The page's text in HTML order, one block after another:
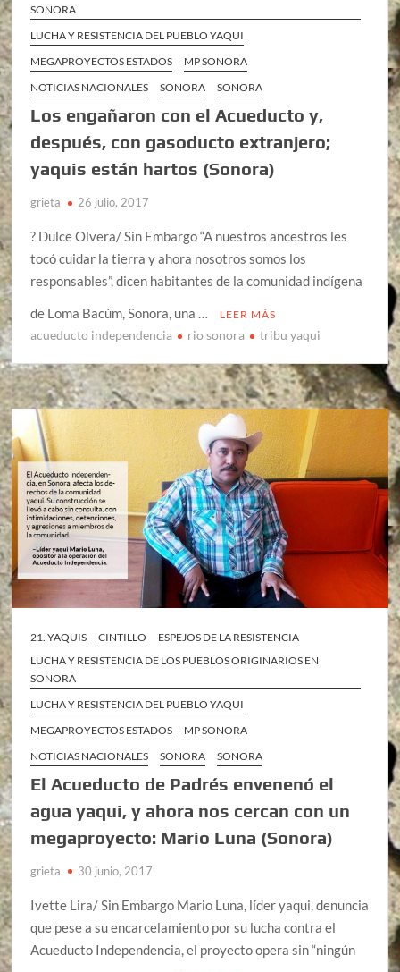
SONORA
LUCHA Y RESISTENCIA DEL PUEBLO YAQUI
MEGAPROYECTOS ESTADOS
MP SONORA
NOTICIAS NACIONALES
SONORA SONORA
Los engañaron con el Acueducto y,
después, con gasoducto extranjero;
yaquis están hartos (Sonora)
grieta 26 julio, 2017
? Dulce Olvera/ Sin Embargo “A nuestros ancestros les
tocó cuidar la tierra y ahora nosotros somos los
responsables”, dicen habitantes de la comunidad indígena
de Loma Bacúm, Sonora, una …
LEER MÁS
acueducto independencia rio sonora tribu yaqui
21. YAQUIS CINTILLO
ESPEJOS DE LA RESISTENCIA
LUCHA Y RESISTENCIA DE LOS PUEBLOS ORIGINARIOS EN
SONORA
LUCHA Y RESISTENCIA DEL PUEBLO YAQUI
MEGAPROYECTOS ESTADOS
MP SONORA
NOTICIAS NACIONALES
SONORA SONORA
El Acueducto de Padrés envenenó el
agua yaqui, y ahora nos cercan con un
megaproyecto: Mario Luna (Sonora)
grieta 30 junio, 2017
Ivette Lira/ Sin Embargo Mario Luna, líder yaqui, denuncia
que pese a su encarcelamiento por su lucha contra el
Acueducto Independencia, el proyecto opera sin “ningún